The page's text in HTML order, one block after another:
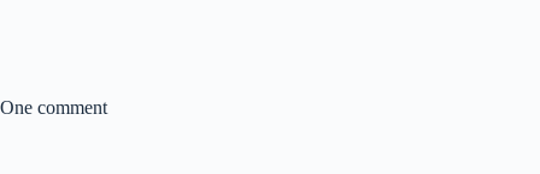
One comment